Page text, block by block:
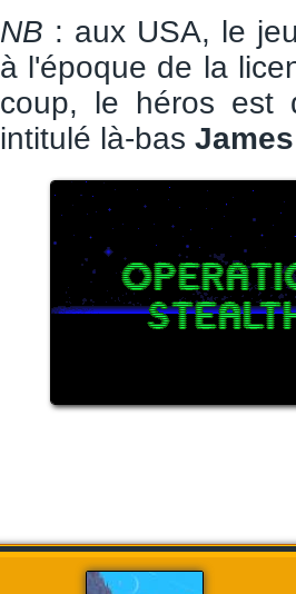
NB : aux USA, le
à l'époque de la
coup, le héros est
intitulé là-bas